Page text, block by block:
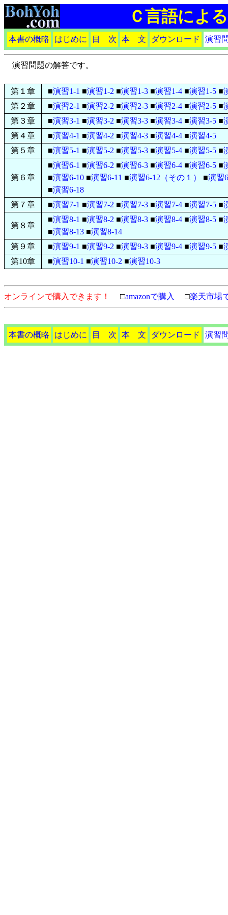
Ｃ言語によ
本書の概略 はじめに 目 次 本 文 ダウンロード 演習
演習問題の解答です。
第１章 ■演習1-1 ■演習1-2 ■演習1-3 ■演習1-4 ■演習1-5 ■
第２章
■演習2-1 ■演習2-2 ■演習2-3 ■演習2-4 ■演習2-5 ■
第３章
■演習3-1 ■演習3-2 ■演習3-3 ■演習3-4 ■演習3-5 ■
第４章
■演習4-1 ■演習4-2 ■演習4-3 ■演習4-4 ■演習4-5
第５章
■演習5-1 ■演習5-2 ■演習5-3 ■演習5-4 ■演習5-5 ■
第６章
■演習6-1 ■演習6-2 ■演習6-3 ■演習6-4 ■演習6-5 ■
■演習6-10 ■演習6-11 ■演習6-12（その１） ■演習
■演習6-18
第７章
■演習7-1 ■演習7-2 ■演習7-3 ■演習7-4 ■演習7-5 ■
第８章
■演習8-1 ■演習8-2 ■演習8-3 ■演習8-4 ■演習8-5 ■
■演習8-13 ■演習8-14
第９章
■演習9-1 ■演習9-2 ■演習9-3 ■演習9-4 ■演習9-5 ■
第10章
■演習10-1 ■演習10-2 ■演習10-3
オンラインで購入できます！ □amazonで購入 □楽天市場
本書の概略 はじめに 目 次 本 文 ダウンロード 演習